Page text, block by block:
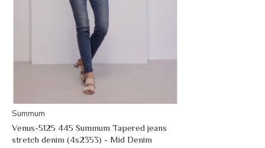
Summum
Venus-5125 445 Summum Tapered jeans
stretch denim (4s2353) - Mid Denim